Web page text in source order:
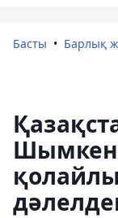
Басты Барлық